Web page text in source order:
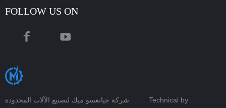
FOLLOW US ON
شركة جيانغسو ميك لتصنيع الآلات المحدودة
Technical by